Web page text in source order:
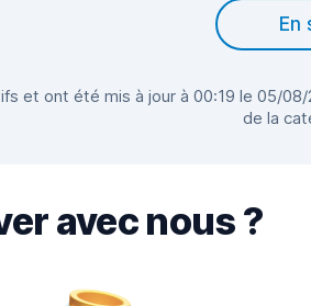
En
et ont été mis à jour à 00:19 le 05/
de la
avec nous ?